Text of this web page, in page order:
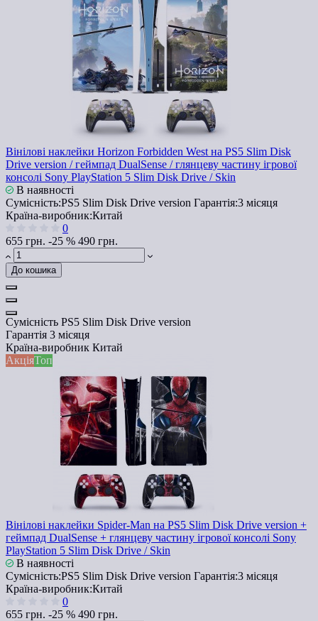
Вінілові наклейки Horizon Forbidden West на PS5 Slim Disk
Drive version / геймпад DualSense / глянцеву частину ігрової
консолі Sony PlayStation 5 Slim Disk Drive / Skin
В наявності
Сумісність:PS5 Slim Disk Drive version Гарантія:3 місяця
Країна-виробник:Китай
0
655 грн. -25 % 490 грн.
До кошика
Сумісність PS5 Slim Disk Drive version
Гарантія 3 місяця
Країна-виробник Китай
АкціяТоп
Вінілові наклейки Spider-Man на PS5 Slim Disk Drive version +
геймпад DualSense + глянцеву частину ігрової консолі Sony
PlayStation 5 Slim Disk Drive / Skin
В наявності
Сумісність:PS5 Slim Disk Drive version Гарантія:3 місяця
Країна-виробник:Китай
0
655 грн. -25 % 490 грн.